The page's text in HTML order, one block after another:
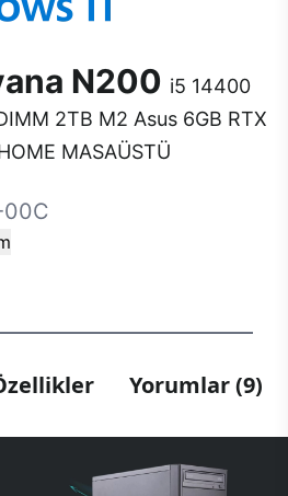
N200 i5 14400
2TB M2 Asus 6GB RTX
MASAÜSTÜ
00C
Yorumlar (9)